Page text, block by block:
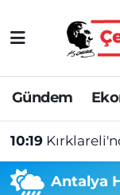
Gündem
10:19
Antalya
Asayiş
Ekonomi
Gündem
Haber
Tekirdağ
Tekirdağ
Tekirdağ
Tekirdağ